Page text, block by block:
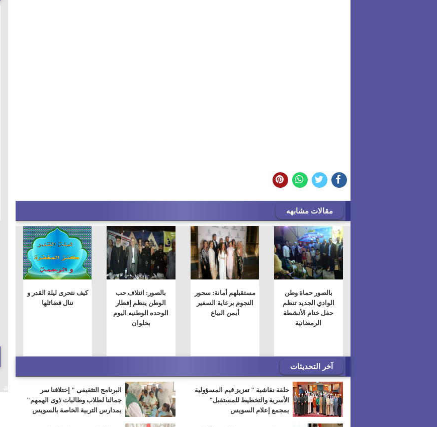
مقالات مشابهه
بالصور حماة وطن
الوادي الجديد تنظم
حفل ختام الأنشطة
الرمضانية
مستقبلهم أمانة: سحور
النجوم برعاية السفير
أيمن البياع
بالصور: ائتلاف حب
الوطن ينظم إفطار
الوحده الوطنيه اليوم
بحلوان
كيف نتحرى ليلة القدر و
ننال فضائلها
آخر التحديثات
حلقة نقاشية " تعزيز قيم المسؤولية
الأسرية والتخطيط للمستقبل"
بمجمع إعلام السويس
البرنامج التثقيفى " إختلافنا سر
جمالنا لطلاب وطالبات ذوى الهمهم"
بمدارس التربية الخاصة بالسويس
a